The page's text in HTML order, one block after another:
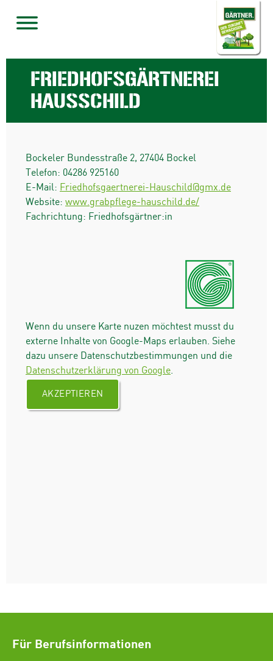
FRIEDHOFSGÄRTNEREI
HAUSSCHILD
Bockeler Bundesstraße 2, 27404 Bockel
Telefon: 04286 925160
E-Mail: Friedhofsgaertnerei-Hauschild@gmx.de
Website: www.grabpflege-hauschild.de/
Fachrichtung: Friedhofsgärtner:in
Wenn du unsere Karte nuzen möchtest musst du
externe Inhalte von Google-Maps erlauben. Siehe
dazu unsere Datenschutzbestimmungen und die
Datenschutzerklärung von Google.
AKZEPTIEREN
Für Berufsinformationen